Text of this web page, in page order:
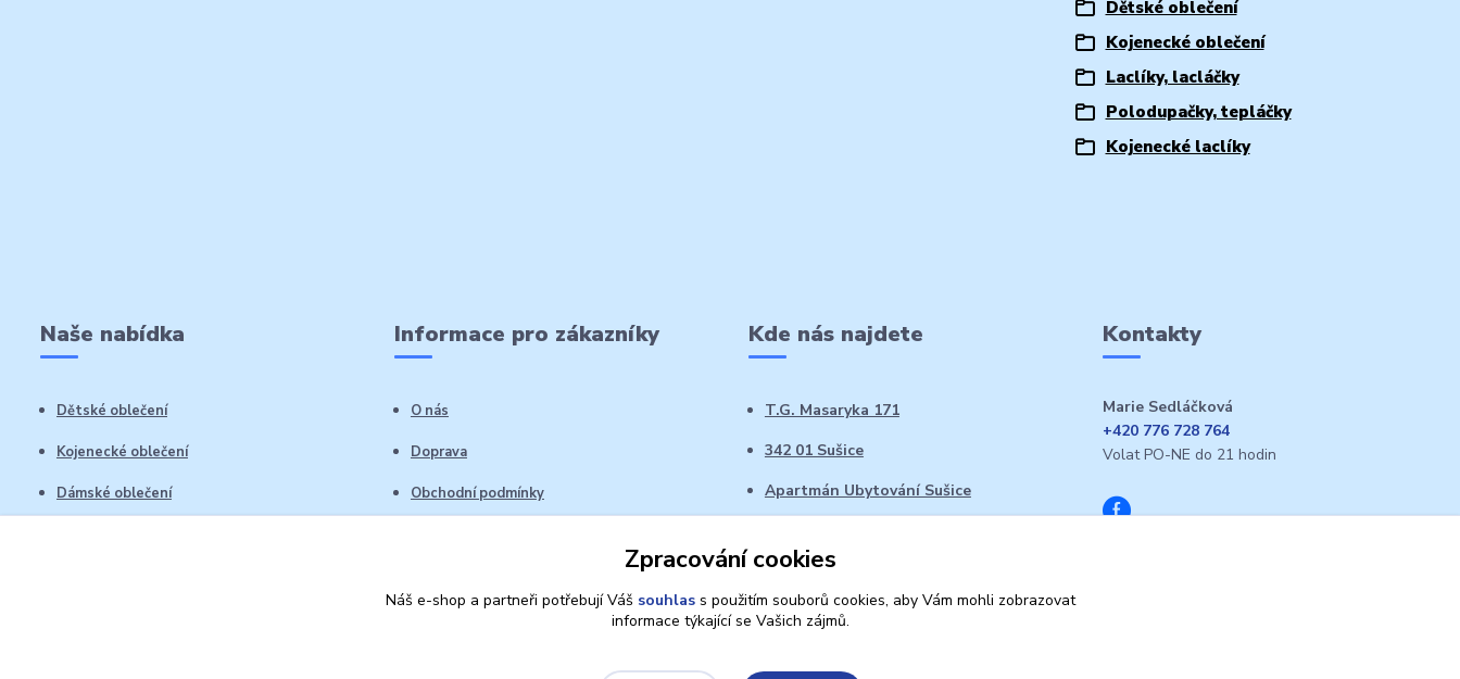
Dětské oblečení
Kojenecké oblečení
Laclíky, lacláčky
Polodupačky, tepláčky
Kojenecké laclíky
Naše nabídka
Dětské oblečení
Kojenecké oblečení
Dámské oblečení
Informace pro zákazníky
O nás
Doprava
Obchodní podmínky
Kde nás najdete
T.G. Masaryka 171
342 01 Sušice
Apartmán Ubytování Sušice
Kontakty
Marie Sedláčková
+420 776 728 764
Volat PO-NE do 21 hodin
Zpracování cookies
Náš e-shop a partneři potřebují Váš souhlass použitím souborů cookies, aby Vám mohli zobrazovat
informace týkající se Vašich zájmů.